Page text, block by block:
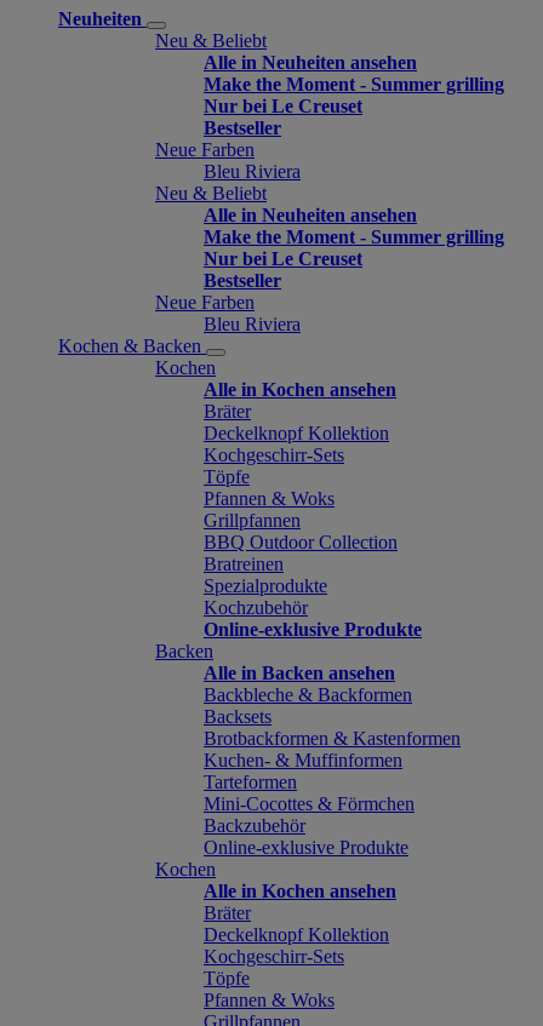
Neuheiten
Neu & Beliebt
Alle in Neuheiten ansehen
Make the Moment - Summer grilling
Nur bei Le Creuset
Bestseller
Neue Farben
Bleu Riviera
Neu & Beliebt
Alle in Neuheiten ansehen
Make the Moment - Summer grilling
Nur bei Le Creuset
Bestseller
Neue Farben
Bleu Riviera
Kochen & Backen
Kochen
Alle in Kochen ansehen
Bräter
Deckelknopf Kollektion
Kochgeschirr-Sets
Töpfe
Pfannen & Woks
Grillpfannen
BBQ Outdoor Collection
Bratreinen
Spezialprodukte
Kochzubehör
Online-exklusive Produkte
Backen
Alle in Backen ansehen
Backbleche & Backformen
Backsets
Brotbackformen & Kastenformen
Kuchen- & Muffinformen
Tarteformen
Mini-Cocottes & Förmchen
Backzubehör
Online-exklusive Produkte
Kochen
Alle in Kochen ansehen
Bräter
Deckelknopf Kollektion
Kochgeschirr-Sets
Töpfe
Pfannen & Woks
Grillpfannen